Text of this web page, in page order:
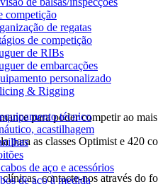
competição
de regatas
de competição
de RIBs
de embarcações
personalizado
& Rigging
técnico
acastilhagem
de aço e acessórios
de aço à medida
para poder competir ao
para as classes Optimist e 420
clínicas, contacte-nos através do